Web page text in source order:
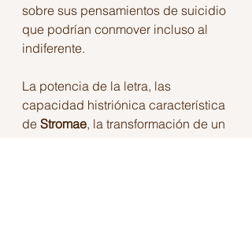
sobre sus pensamientos de suicidio
que podrían conmover incluso al
indiferente.
La potencia de la letra, las
capacidad histriónica característica
de Stromae, la transformación de un